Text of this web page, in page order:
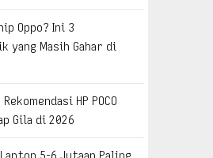
Oppo? Ini 3
yang Masih Gahar di
HP POCO
Gila di 2026